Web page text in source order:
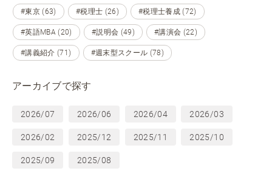
#東京 (63) #税理士 (26) #税理士養成 (72)
#英語MBA (20) #説明会 (49) #講演会 (22)
#講義紹介 (71) #週末型スクール (78)
アーカイブで探す
2026/07 2026/06 2026/04 2026/03
2026/02 2025/12 2025/11 2025/10
2025/09 2025/08